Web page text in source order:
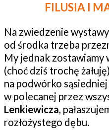
FILUSIA I
Na zwiedzenie
od środka trzeba
My jednak zostawiamy
(choć dziś trochę
na podwórko sąsiedniej
w polecanej przez
Lenkiewicza,
rozłożystego dębu.